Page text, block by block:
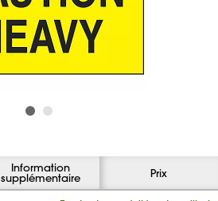
Information
supplémentaire Prix